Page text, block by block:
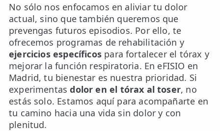
No sólo nos enfocamos en aliviar tu dolor
actual, sino que también queremos que
prevengas futuros episodios. Por ello, te
ofrecemos programas de rehabilitación y
ejercicios específicospara fortalecer el tórax y
mejorar la función respiratoria. En eFISIO en
Madrid, tu bienestar es nuestra prioridad. Si
experimentasdolor en el tórax al toser, no
estás solo. Estamos aquí para acompañarte en
tu camino hacia una vida sin dolor y con
plenitud.